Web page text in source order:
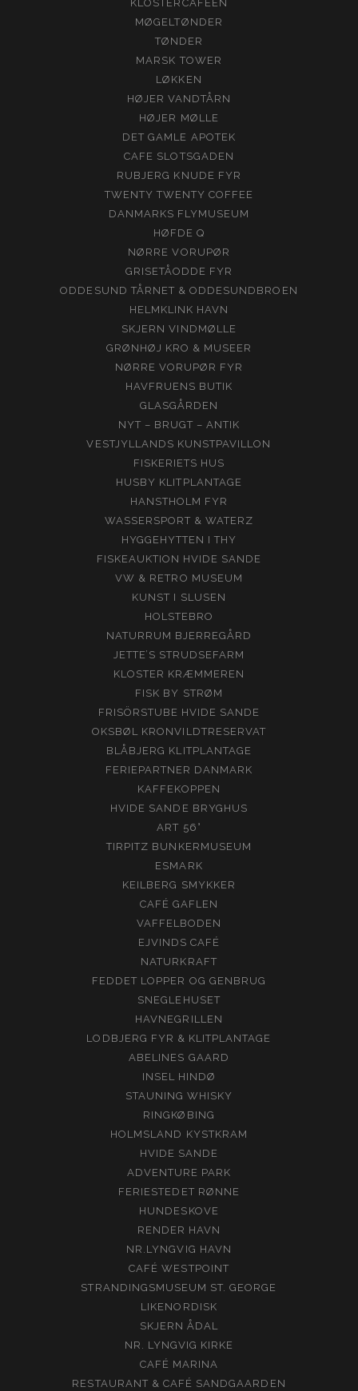
KLOSTERCAFEEN
MØGELTØNDER
TØNDER
MARSK TOWER
LØKKEN
HØJER VANDTÅRN
HØJER MØLLE
DET GAMLE APOTEK
CAFE SLOTSGADEN
RUBJERG KNUDE FYR
TWENTY TWENTY COFFEE
DANMARKS FLYMUSEUM
HØFDE Q
NØRRE VORUPØR
GRISETÅODDE FYR
ODDESUND TÅRNET & ODDESUNDBROEN
HELMKLINK HAVN
SKJERN VINDMØLLE
GRØNHØJ KRO & MUSEER
NØRRE VORUPØR FYR
HAVFRUENS BUTIK
GLASGÅRDEN
NYT – BRUGT – ANTIK
VESTJYLLANDS KUNSTPAVILLON
FISKERIETS HUS
HUSBY KLITPLANTAGE
HANSTHOLM FYR
WASSERSPORT & WATERZ
HYGGEHYTTEN I THY
FISKEAUKTION HVIDE SANDE
VW & RETRO MUSEUM
KUNST I SLUSEN
HOLSTEBRO
NATURRUM BJERREGÅRD
JETTE’S STRUDSEFARM
KLOSTER KRÆMMEREN
FISK BY STRØM
FRISÖRSTUBE HVIDE SANDE
OKSBØL KRONVILDTRESERVAT
BLÅBJERG KLITPLANTAGE
FERIEPARTNER DANMARK
KAFFEKOPPEN
HVIDE SANDE BRYGHUS
ART 56°
TIRPITZ BUNKERMUSEUM
ESMARK
KEILBERG SMYKKER
CAFÉ GAFLEN
VAFFELBODEN
EJVINDS CAFÉ
NATURKRAFT
FEDDET LOPPER OG GENBRUG
SNEGLEHUSET
HAVNEGRILLEN
LODBJERG FYR & KLITPLANTAGE
ABELINES GAARD
INSEL HINDØ
STAUNING WHISKY
RINGKØBING
HOLMSLAND KYSTKRAM
HVIDE SANDE
ADVENTURE PARK
FERIESTEDET RØNNE
HUNDESKOVE
RENDER HAVN
NR.LYNGVIG HAVN
CAFÉ WESTPOINT
STRANDINGSMUSEUM ST. GEORGE
LIKENORDISK
SKJERN ÅDAL
NR. LYNGVIG KIRKE
CAFÉ MARINA
RESTAURANT & CAFÉ SANDGAARDEN